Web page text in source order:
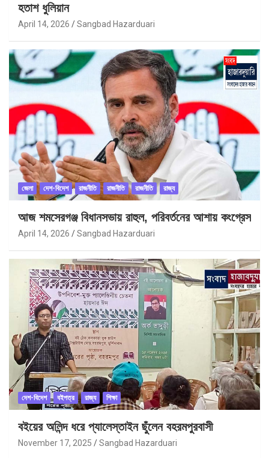
হতাশ ধুলিয়ান
April 14, 2026 Sangbad Hazarduari
জেলা দেশ-বিদেশ রাজনীতি রাজনীতি রাজনীতি রাজ্য
আজ শমসেরগঞ্জ বিধানসভায় রাহুল, পরিবর্তনের আশায় কংগ্রেস
April 14, 2026 Sangbad Hazarduari
দেশ-বিদেশ বইপত্র রাজ্য শিক্ষা
বইয়ের অলিন্দ ধরে প্যালেস্তাইন ছুঁলেন বহরমপুরবাসী
November 17, 2025 Sangbad Hazarduari